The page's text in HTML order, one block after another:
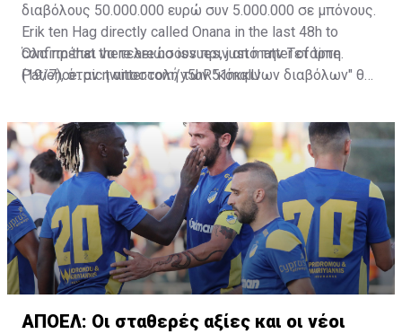
Erik ten Hag directly called Onana in the last 48h to
confirm that there are no issues, just matter of time.
Patience.pic.twitter.com/y5hR51mqlU
διαβόλους 50.000.000 ευρώ συν 5.000.000 σε μπόνους.
Όλα πρέπει να τελειώσουν πριν από την Τετάρτη
(19/7), όταν η αποστολή των "κόκκινων διαβόλων" θα
ΑΠΟΕΛ: Οι σταθερές αξίες και οι νέοι